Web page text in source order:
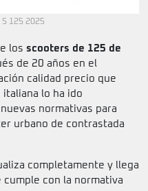
125 2025
los scooters de 125 de
de 20 años en el
calidad precio que
italiana lo ha ido
normativas para
urbano de contrastada
completamente y llega
con la normativa